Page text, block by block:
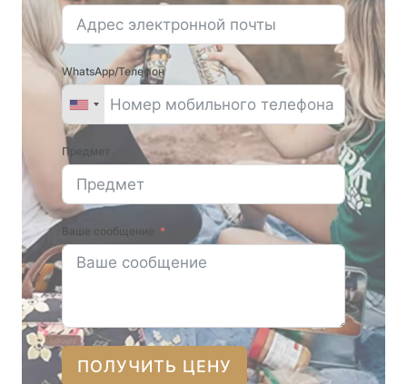
WhatsApp/Телефон
Предмет
Ваше сообщение
ПОЛУЧИТЬ ЦЕНУ